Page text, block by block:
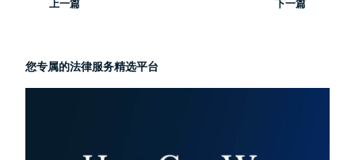
上一篇 下一篇
您专属的法律服务精选平台